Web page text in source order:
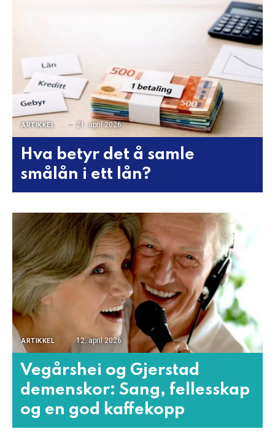
ARTIKKEL 21. april 2026
Hva betyr det å samle
smålån i ett lån?
ARTIKKEL 12. april 2026
Vegårshei og Gjerstad
demenskor: Sang, fellesskap
og en god kaffekopp